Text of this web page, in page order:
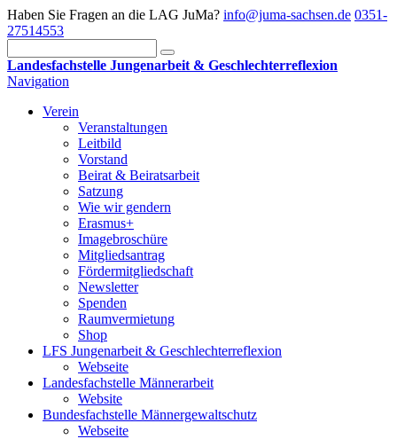
Haben Sie Fragen an die LAG JuMa? info@juma-sachsen.de 0351-
27514553
Landesfachstelle Jungenarbeit & Geschlechterreflexion
Navigation
Verein
Veranstaltungen
Leitbild
Vorstand
Beirat & Beiratsarbeit
Satzung
Wie wir gendern
Erasmus+
Imagebroschüre
Mitgliedsantrag
Fördermitgliedschaft
Newsletter
Spenden
Raumvermietung
Shop
LFS Jungenarbeit & Geschlechterreflexion
Webseite
Landesfachstelle Männerarbeit
Website
Bundesfachstelle Männergewaltschutz
Webseite